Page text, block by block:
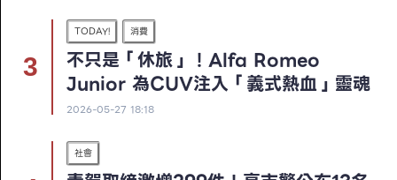
TODAY! 消費
不只是「休旅」！Alfa Romeo
Junior 為CUV注入「義式熱血」靈魂
2026-05-27 18:18
社會